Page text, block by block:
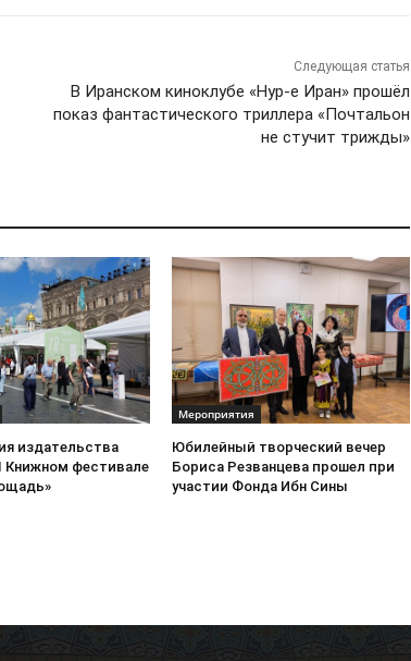
Следующая статья
В Иранском киноклубе «Нур-е Иран» прошёл
показ фантастического триллера «Почтальон
не стучит трижды»
издательства
Книжном фестивале
Мероприятия
Юбилейный творческий вечер
Бориса Резванцева прошел при
участии Фонда Ибн Сины